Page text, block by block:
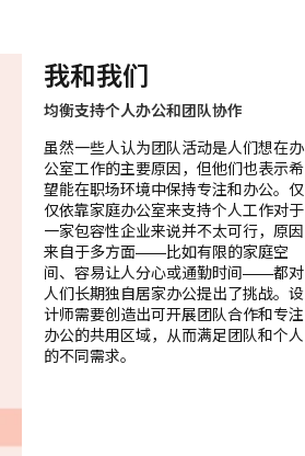
我和我们
均衡支持个人办公和团队协作
虽然一些人认为团队活动是人们想在办
公室工作的主要原因，但他们也表示希
望能在职场环境中保持专注和办公。仅
仅依靠家庭办公室来支持个人工作对于
一家包容性企业来说并不太可行，原因
来自于多方面——比如有限的家庭空
间、容易让人分心或通勤时间——都对
人们长期独自居家办公提出了挑战。设
计师需要创造出可开展团队合作和专注
办公的共用区域，从而满足团队和个人
的不同需求。